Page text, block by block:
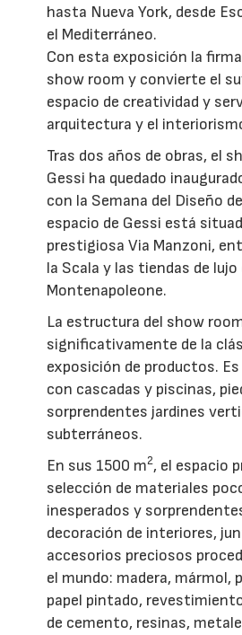
hasta Nueva York, desde
el Mediterráneo.
Con esta exposición la
show room y convierte el
espacio de creatividad y
arquitectura y el
Tras dos años de obras, el
Gessi ha quedado
con la Semana del Diseño
espacio de Gessi está
prestigiosa Via Manzoni,
la Scala y las tiendas de lujo
Montenapoleone.
La estructura del show
significativamente de la
exposición de productos.
con cascadas y piscinas,
sorprendentes jardines
subterráneos.
En sus 1500 m2, el espacio
selección de materiales
inesperados y
decoración de interiores,
accesorios preciosos
el mundo: madera, mármol,
papel pintado,
de cemento, resinas,